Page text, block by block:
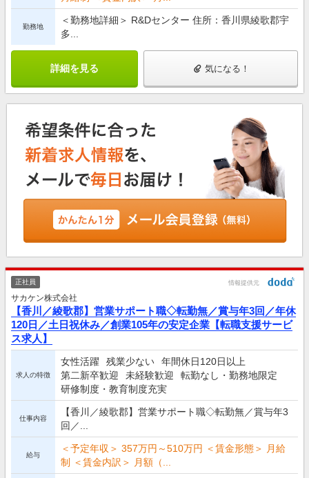
勤務地
＜勤務地詳細＞ R&Dセンター 住所：香川県綾歌郡宇
多...
詳細を見る 気になる！
正社員 情報提供元
サカケン株式会社
【香川／綾歌郡】営業サポート職◇転勤無／賞与年3回／年休
120日／土日祝休み／創業105年の安定企業【転職支援サービ
ス求人】
求人の特徴
女性活躍 残業少ない
年間休日120日以上
第二新卒歓迎
未経験歓迎
転勤なし・勤務地限定
研修制度・教育制度充実
仕事内容
【香川／綾歌郡】営業サポート職◇転勤無／賞与年3
回／...
給与
＜予定年収＞ 357万円～510万円 ＜賃金形態＞ 月給
制 ＜賃金内訳＞ 月額（...